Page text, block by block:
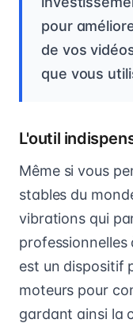
pour
de vos
que vous
L'outil
Même si vous
stables du
vibrations qui
est un dispositif
moteurs pour
gardant ainsi la